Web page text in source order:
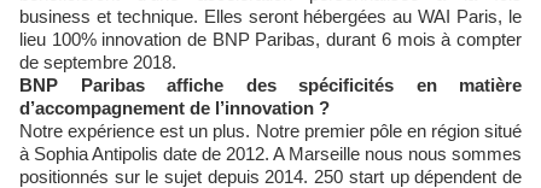
business et technique. Elles seront hébergées au WAI Paris, le
lieu 100% innovation de BNP Paribas, durant 6 mois à compter
de septembre 2018.
BNP Paribas affiche des spécificités en matière
d’accompagnement de l’innovation ?
Notre expérience est un plus. Notre premier pôle en région situé
à Sophia Antipolis date de 2012. A Marseille nous nous sommes
positionnés sur le sujet depuis 2014. 250 start up dépendent de